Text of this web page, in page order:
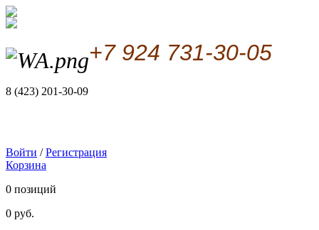
+7 924 731-30-05
8 (423) 201-30-09
Войти /Регистрация
Корзина
0 позиций
0 руб.